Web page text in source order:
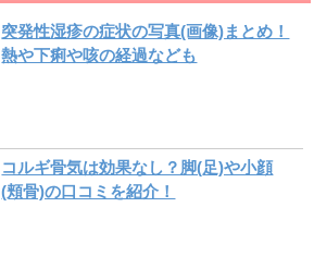
突発性湿疹の症状の写真(画像)まとめ！
熱や下痢や咳の経過なども
コルギ骨気は効果なし？脚(足)や小顔
(頬骨)の口コミを紹介！